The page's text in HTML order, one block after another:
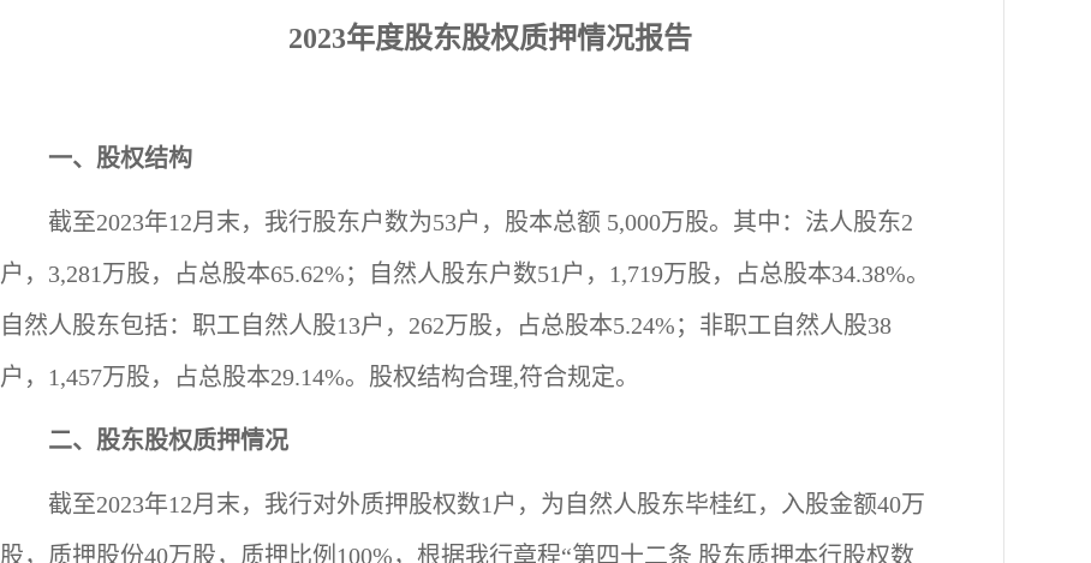
2023年度股东股权质押情况报告
一、 股权结构
截至2023年12月末，我行股东户数为53户，股本总额 5,000万股。其中：法人股东2
户，3,281万股，占总股本65.62%；自然人股东户数51户，1,719万股，占总股本34.38%。
自然人股东包括：职工自然人股13户，262万股，占总股本5.24%；非职工自然人股38
户，1,457万股，占总股本29.14%。股权结构合理,符合规定。
二、 股东股权质押情况
截至2023年12月末，我行对外质押股权数1户，为自然人股东毕桂红，入股金额40万
股，质押股份40万股，质押比例100%，根据我行章程“第四十二条 股东质押本行股权数